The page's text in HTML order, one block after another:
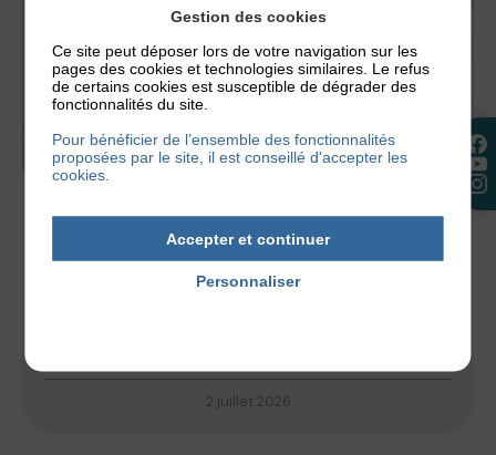
ACTUALITÉS,NOS CONSEILS
QUEL SAVON ET QUEL PH CHOISIR EN CAS
D’ECZÉMA ?
2 juillet 2026
Gestion des cookies
Ce site peut déposer lors de votre navigation sur les
pages des cookies et technologies similaires. Le refus
de certains cookies est susceptible de dégrader des
fonctionnalités du site.
Pour bénéficier de l’ensemble des fonctionnalités
proposées par le site, il est conseillé d'accepter les
cookies.
Accepter et continuer
Personnaliser